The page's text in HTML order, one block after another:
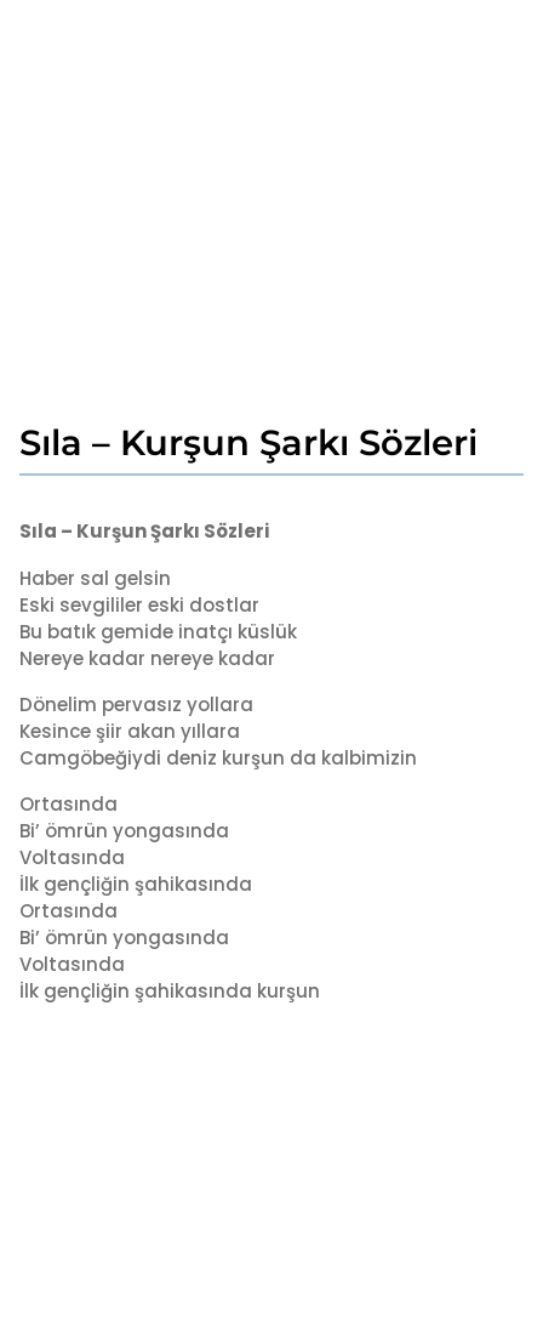
4
y
a
g
o
4
y
l
a
g
Sıla – Kurşun Şarkı Sözleri
y
a
d
m
i
n
Sıla – Kurşun Şarkı Sözleri
Haber sal gelsin
Eski sevgililer eski dostlar
Bu batık gemide inatçı küslük
Nereye kadar nereye kadar
Dönelim pervasız yollara
Kesince şiir akan yıllara
Camgöbeğiydi deniz kurşun da kalbimizin
Ortasında
Bi’ ömrün yongasında
Voltasında
İlk gençliğin şahikasında
Ortasında
Bi’ ömrün yongasında
Voltasında
İlk gençliğin şahikasında kurşun